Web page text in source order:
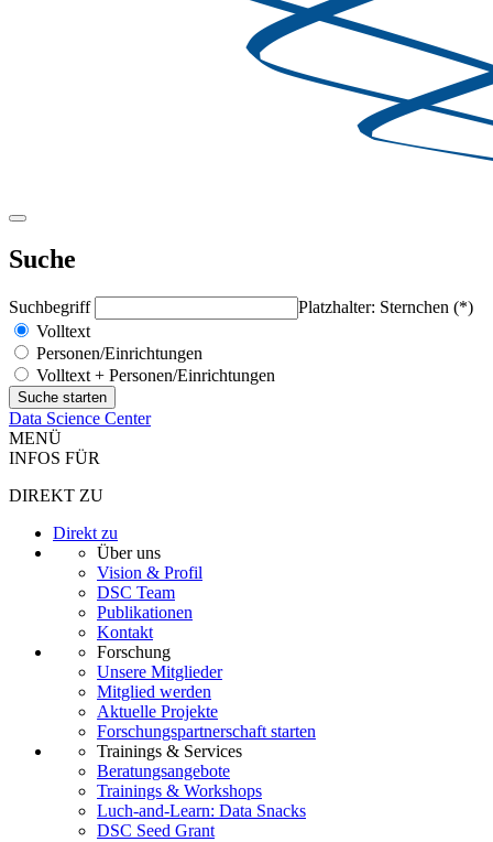
Suche
Suchbegriff
Platzhalter: Sternchen (*)
Volltext
Personen/Einrichtungen
Volltext + Personen/Einrichtungen
Data Science Center
MENÜ
INFOS FÜR
DIREKT ZU
Direkt zu
Über uns
Vision & Profil
DSC Team
Publikationen
Kontakt
Forschung
Unsere Mitglieder
Mitglied werden
Aktuelle Projekte
Forschungspartnerschaft starten
Trainings & Services
Beratungsangebote
Trainings & Workshops
Luch-and-Learn: Data Snacks
DSC Seed Grant